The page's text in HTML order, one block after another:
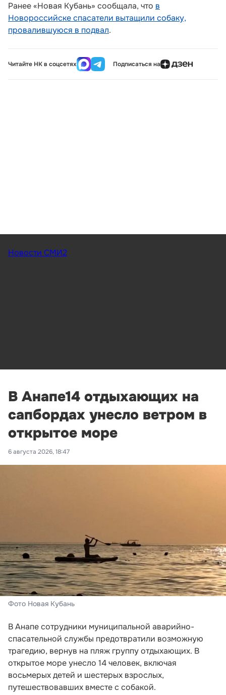
Ранее «Новая Кубань» сообщала, что в
Новороссийске спасатели вытащили собаку,
провалившуюся в подвал.
Читайте НК в соцсетях Подписаться на
Новости СМИ2
В Анапе14 отдыхающих на
сапбордах унесло ветром в
открытое море
6 августа 2026, 18:47
Фото Новая Кубань
В Анапе сотрудники муниципальной аварийно-
спасательной службы предотвратили возможную
трагедию, вернув на пляж группу отдыхающих. В
открытое море унесло 14 человек, включая
восьмерых детей и шестерых взрослых,
путешествовавших вместе с собакой.